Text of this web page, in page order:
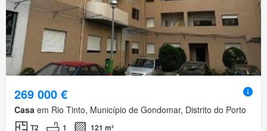
269 000 €
Casa em Rio Tinto, Município de Gondomar, Distrito do Porto
T2 1 121 m²